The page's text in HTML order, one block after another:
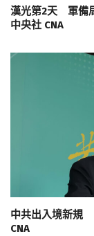
漢光第2天 軍備
中央社 CNA
中共出入境新規
CNA